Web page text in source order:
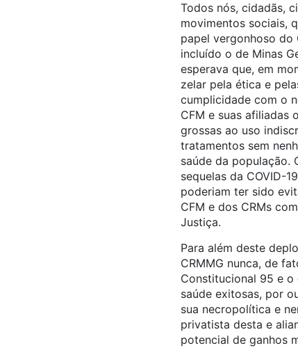
Todos nós, cidadãs,
movimentos sociais,
papel vergonhoso do
incluído o de Minas
esperava que, em
zelar pela ética e
cumplicidade com o
CFM e suas
grossas ao uso
tratamentos sem
saúde da população.
sequelas da COVID-
poderiam ter sido
CFM e dos CRMs
Justiça.
Para além deste
CRMMG nunca, de
Constitucional 95 e o
saúde exitosas, por
sua necropolítica e
privatista desta e
potencial de ganhos